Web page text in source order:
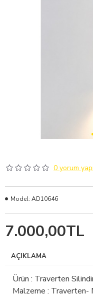
0 yorum
7.000,00TL
Model: AD10646
AÇIKLAMA
Ürün : Traverten
Malzeme : Traverten-